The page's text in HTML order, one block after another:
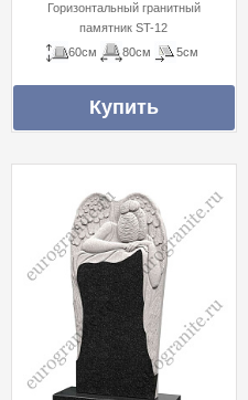
Горизонтальный гранитный
памятник ST-12
60см
80см 5см